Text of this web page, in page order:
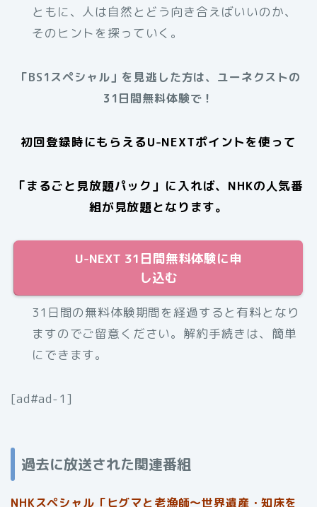
ともに、人は自然とどう向き合えばいいのか、
そのヒントを探っていく。
「BS1スペシャル」を見逃した方は、ユーネクストの
31日間無料体験で！
初回登録時にもらえるU-NEXTポイントを使って
「まるごと見放題パック」に入れば、NHKの人気番
組が見放題となります。
U-NEXT 31日間無料体験に申
し込む
31日間の無料体験期間を経過すると有料となり
ますのでご留意ください。解約手続きは、簡単
にできます。
[ad#ad-1]
過去に放送された関連番組
NHKスペシャル「ヒグマと老漁師～世界遺産・知床を